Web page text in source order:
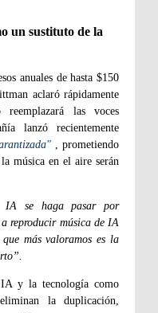
un sustituto de la
anuales de hasta $150
aclaró rápidamente
las voces
lanzó recientemente
, prometiendo
música en el aire serán
IA se haga pasar por
reproducir música de IA
más valoramos es la
y la tecnología como
la duplicación,